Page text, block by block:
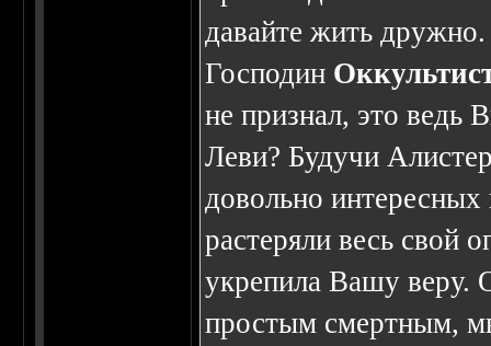
давайте жить дружно.
Господин
не признал, это ведь
Леви? Будучи
довольно
растеряли весь свой
укрепила Вашу веру.
простым смертным,